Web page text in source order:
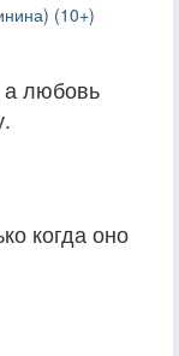
(10+)
а любовь
когда оно